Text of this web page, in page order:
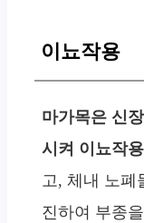
이뇨작용
마가목은 신
시켜 이뇨작
고, 체내 노폐
진하여 부종